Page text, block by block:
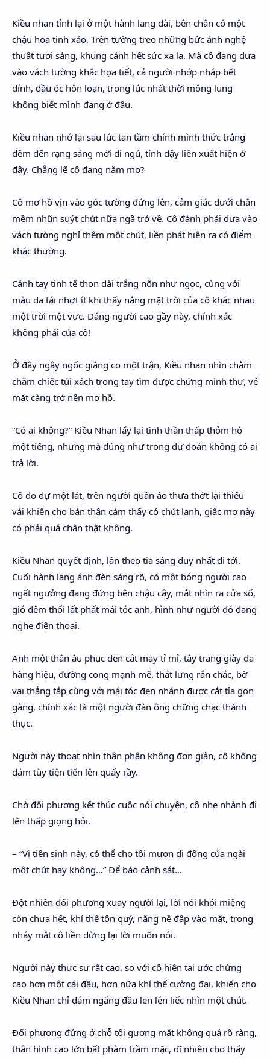
Kiều nhan tỉnh lại ở một hành lang dài, bên chân có một
chậu hoa tinh xảo. Trên tường treo những bức ảnh nghệ
thuật tươi sáng, khung cảnh hết sức xa lạ. Mà cô đang dựa
vào vách tường khắc họa tiết, cả người nhớp nháp bết
dính, đầu óc hỗn loạn, trong lúc nhất thời mông lung
không biết mình đang ở đâu.
Kiều nhan nhớ lại sau lúc tan tầm chính mình thức trắng
đêm đến rạng sáng mới đi ngủ, tỉnh dậy liền xuất hiện ở
đây. Chẳng lẽ cô đang nằm mơ?
Cô mơ hồ vịn vào góc tường đứng lên, cảm giác dưới chân
mềm nhũn suýt chút nữa ngã trở về. Cô đành phải dựa vào
vách tường nghỉ thêm một chút, liền phát hiện ra có điểm
khác thường.
Cánh tay tinh tế thon dài trắng nõn như ngọc, cùng với
màu da tái nhợt ít khi thấy nắng mặt trời của cô khác nhau
một trời một vực. Dáng người cao gầy này, chính xác
không phải của cô!
Ở đây ngây ngốc giằng co một trận, Kiều nhan nhìn chằm
chằm chiếc túi xách trong tay tìm được chứng minh thư, vẻ
mặt càng trở nên mơ hồ.
“Có ai không?” Kiều Nhan lấy lại tinh thần thấp thỏm hô
một tiếng, nhưng mà đúng như trong dự đoán không có ai
trả lời.
Cô do dự một lát, trên người quần áo thưa thớt lại thiếu
vải khiến cho bản thân cảm thấy có chút lạnh, giấc mơ này
có phải quá chân thật không.
Kiều Nhan quyết định, lần theo tia sáng duy nhất đi tới.
Cuối hành lang ánh đèn sáng rõ, có một bóng người cao
ngất ngưởng đang đứng bên chậu cây, mắt nhìn ra cửa sổ,
gió đêm thổi lất phất mái tóc anh, hình như người đó đang
nghe điện thoại.
Anh một thân âu phục đen cắt may tỉ mỉ, tây trang giày da
hàng hiệu, đường cong mạnh mẽ, thắt lưng rắn chắc, bờ
vai thẳng tắp cùng với mái tóc đen nhánh được cắt tỉa gọn
gàng, chính xác là một người đàn ông chững chạc thành
thục.
Người này thoạt nhìn thân phận không đơn giản, cô không
dám tùy tiện tiến lên quấy rầy.
Chờ đối phương kết thúc cuộc nói chuyện, cô nhẹ nhành đi
lên thấp giọng hỏi.
– “Vị tiên sinh này, có thể cho tôi mượn di động của ngài
một chút hay không…” Để báo cảnh sát…
Đột nhiên đối phương xuay người lại, lời nói khỏi miệng
còn chưa hết, khí thế tôn quý, nặng nề đập vào mặt, trong
nháy mắt cô liền dừng lại lời muốn nói.
Người này thực sự rất cao, so với cô hiện tại ước chừng
cao hơn một cái đầu, hơn nữa khí thế cường đại, khiến cho
Kiều Nhan chỉ dám ngẩng đầu len lén liếc nhìn một chút.
Đối phương đứng ở chỗ tối gương mặt không quá rõ ràng,
thân hình cao lớn bất phàm trầm mặc, dĩ nhiên cho thấy